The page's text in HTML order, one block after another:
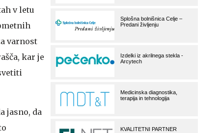
v letu
varnost
kar je
jasno, da